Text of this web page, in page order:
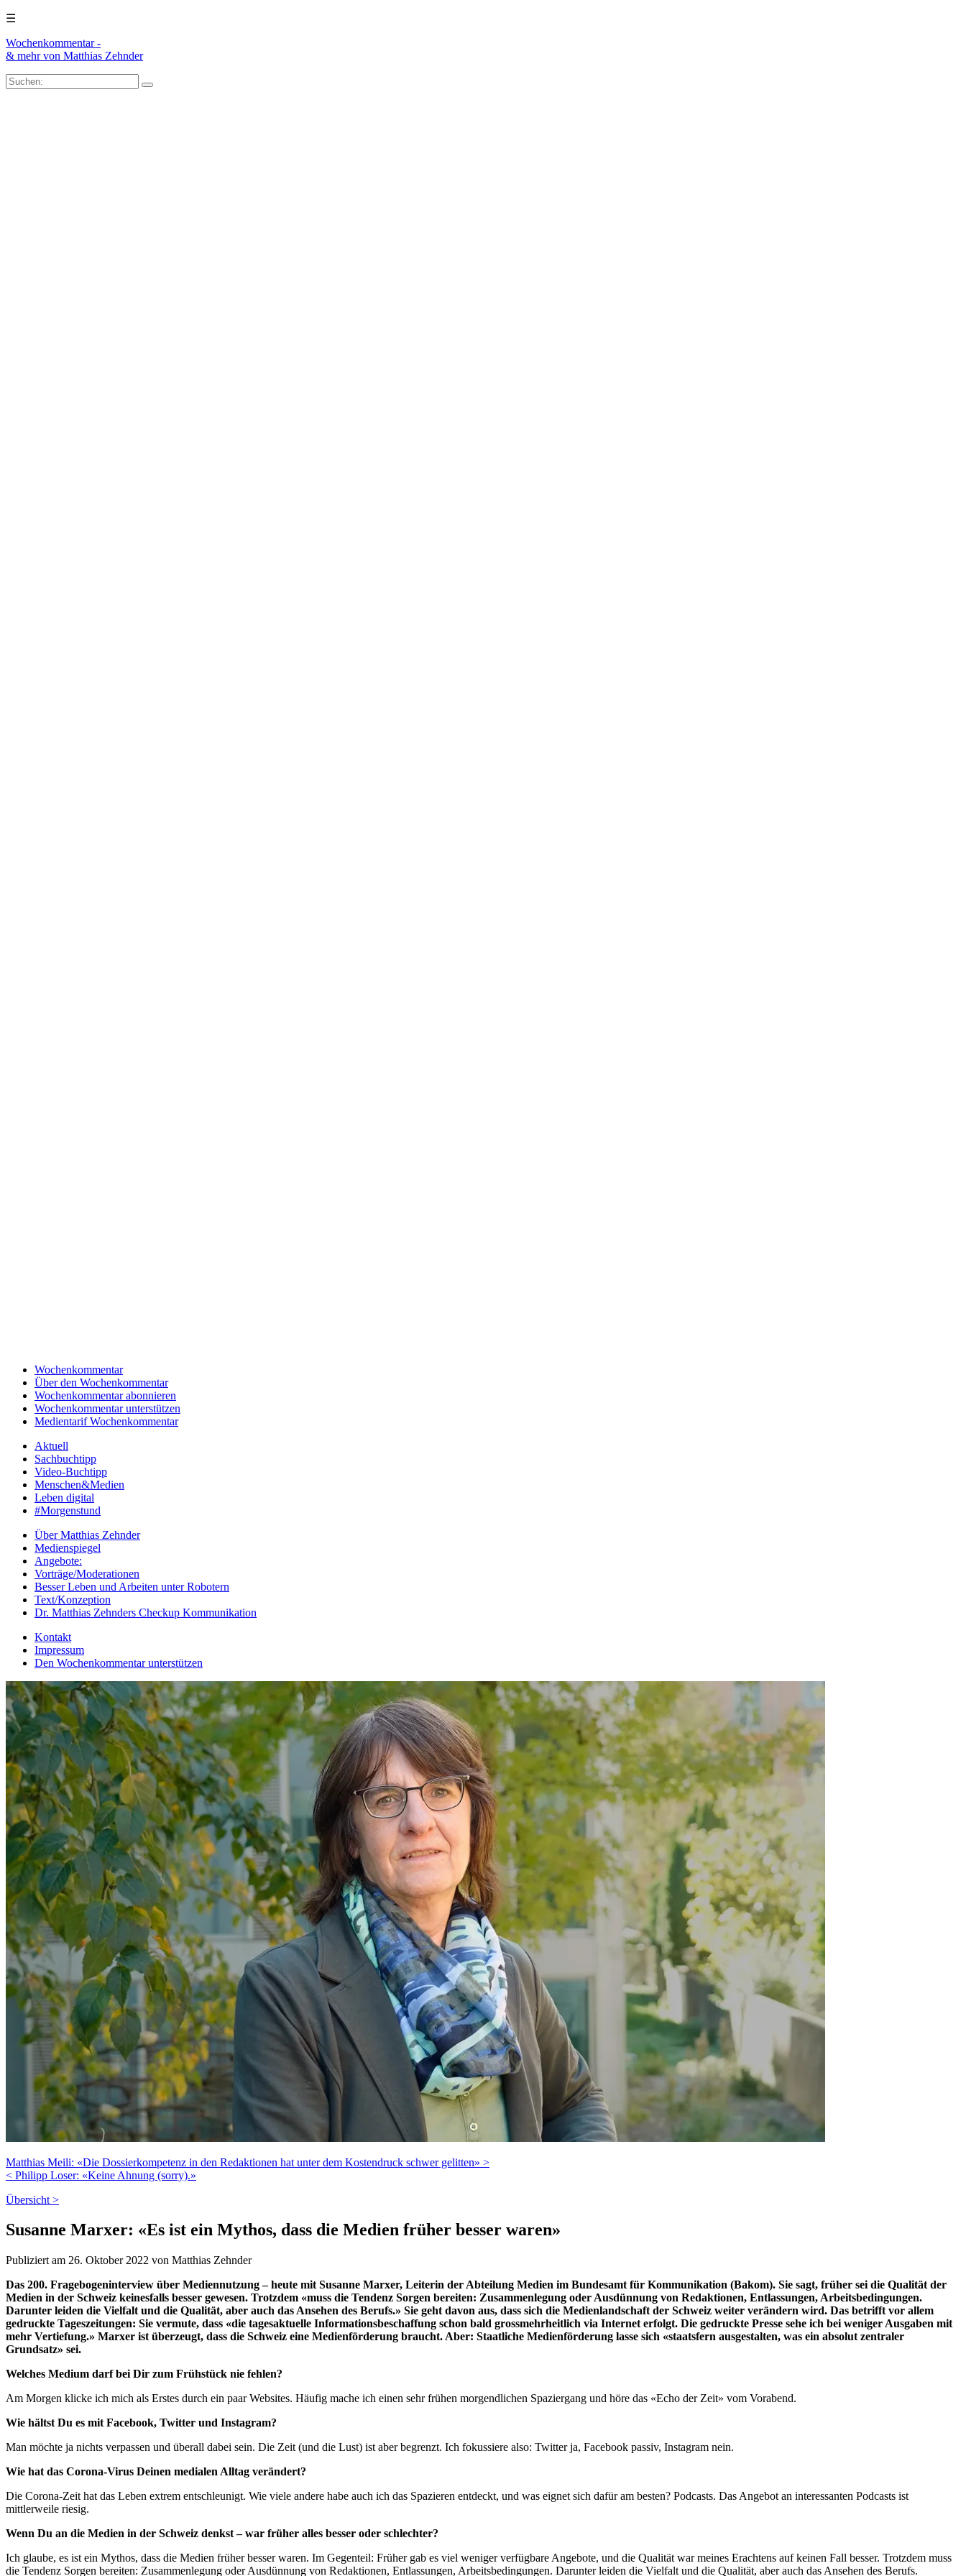
☰
Wochenkommentar -
& mehrvon Matthias Zehnder
Wochenkommentar
Über den Wochenkommentar
Wochenkommentar abonnieren
Wochenkommentar unterstützen
Medientarif Wochenkommentar
Aktuell
Sachbuchtipp
Video-Buchtipp
Menschen&Medien
Leben digital
#Morgenstund
Über Matthias Zehnder
Medienspiegel
Angebote:
Vorträge/Moderationen
Besser Leben und Arbeiten unter Robotern
Text/Konzeption
Dr. Matthias Zehnders Checkup Kommunikation
Kontakt
Impressum
Den Wochenkommentar unterstützen
Matthias Meili: «Die Dossierkompetenz in den Redaktionen hat unter dem Kostendruck schwer gelitten» >
< Philipp Loser: «Keine Ahnung (sorry).»
Übersicht >
Susanne Marxer: «Es ist ein Mythos, dass die Medien früher besser waren»
Publiziert am 26. Oktober 2022 von Matthias Zehnder
Das 200. Fragebogeninterview über Mediennutzung – heute mit Susanne Marxer, Leiterin der Abteilung Medien im Bundesamt für Kommunikation (Bakom). Sie sagt, früher sei die Qualität der
Medien in der Schweiz keinesfalls besser gewesen. Trotzdem «muss die Tendenz Sorgen bereiten: Zusammenlegung oder Ausdünnung von Redaktionen, Entlassungen, Arbeitsbedingungen.
Darunter leiden die Vielfalt und die Qualität, aber auch das Ansehen des Berufs.» Sie geht davon aus, dass sich die Medienlandschaft der Schweiz weiter verändern wird. Das betrifft vor allem
gedruckte Tageszeitungen: Sie vermute, dass «die tagesaktuelle Informationsbeschaffung schon bald grossmehrheitlich via Internet erfolgt. Die gedruckte Presse sehe ich bei weniger Ausgaben mit
mehr Vertiefung.» Marxer ist überzeugt, dass die Schweiz eine Medienförderung braucht. Aber: Staatliche Medienförderung lasse sich «staatsfern ausgestalten, was ein absolut zentraler
Grundsatz» sei.
Welches Medium darf bei Dir zum Frühstück nie fehlen?
Am Morgen klicke ich mich als Erstes durch ein paar Websites. Häufig mache ich einen sehr frühen morgendlichen Spaziergang und höre das «Echo der Zeit» vom Vorabend.
Wie hältst Du es mit Facebook, Twitter und Instagram?
Man möchte ja nichts verpassen und überall dabei sein. Die Zeit (und die Lust) ist aber begrenzt. Ich fokussiere also: Twitter ja, Facebook passiv, Instagram nein.
Wie hat das Corona-Virus Deinen medialen Alltag verändert?
Die Corona-Zeit hat das Leben extrem entschleunigt. Wie viele andere habe auch ich das Spazieren entdeckt, und was eignet sich dafür am besten? Podcasts. Das Angebot an interessanten Podcasts ist
mittlerweile riesig.
Wenn Du an die Medien in der Schweiz denkst – war früher alles besser oder schlechter?
Ich glaube, es ist ein Mythos, dass die Medien früher besser waren. Im Gegenteil: Früher gab es viel weniger verfügbare Angebote, und die Qualität war meines Erachtens auf keinen Fall besser. Trotzdem muss
die Tendenz Sorgen bereiten: Zusammenlegung oder Ausdünnung von Redaktionen, Entlassungen, Arbeitsbedingungen. Darunter leiden die Vielfalt und die Qualität, aber auch das Ansehen des Berufs.